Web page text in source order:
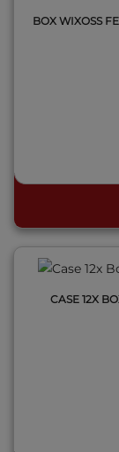
BOX WIXOSS
CASE 12X